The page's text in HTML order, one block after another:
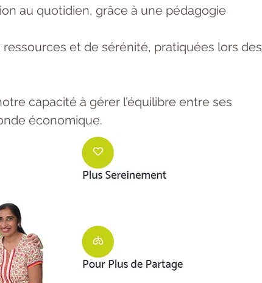
au quotidien, grâce à une pédagogie
et de sérénité, pratiquées lors des
capacité à gérer l’équilibre entre ses
économique.